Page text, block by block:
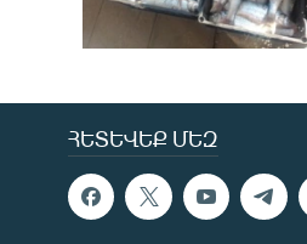
ՀԵՏԵՎԵՔ ՄԵԶ